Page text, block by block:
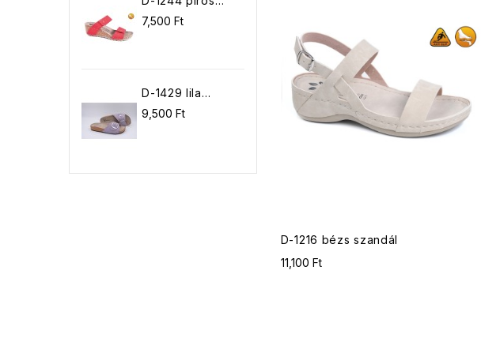
papucs
7,500 Ft
D-1429 lila
papucs
9,500 Ft
D-1216 bézs szandál
11,100 Ft